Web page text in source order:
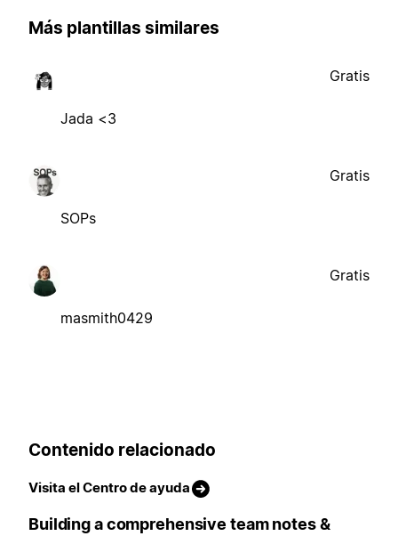
Más plantillas similares
Jada <3
Gratis
SOPs
Gratis
masmith0429
Gratis
Contenido relacionado
Visita el Centro de ayuda
Building a comprehensive team notes &